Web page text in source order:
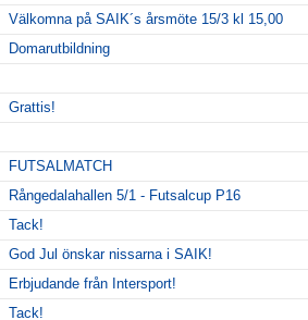
Välkomna på SAIK´s årsmöte 15/3 kl 15,00
Domarutbildning
Grattis!
FUTSALMATCH
Rångedalahallen 5/1 - Futsalcup P16
Tack!
God Jul önskar nissarna i SAIK!
Erbjudande från Intersport!
Tack!